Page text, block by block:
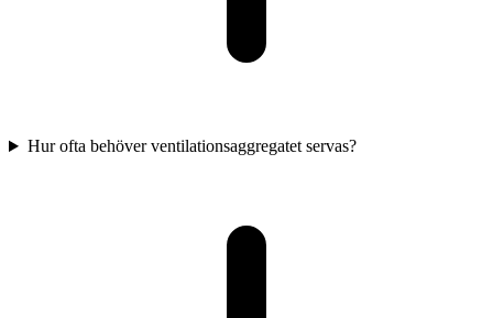
Hur ofta behöver ventilationsaggregatet servas?